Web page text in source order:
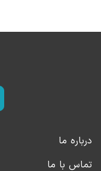
درباره ما
تماس با ما